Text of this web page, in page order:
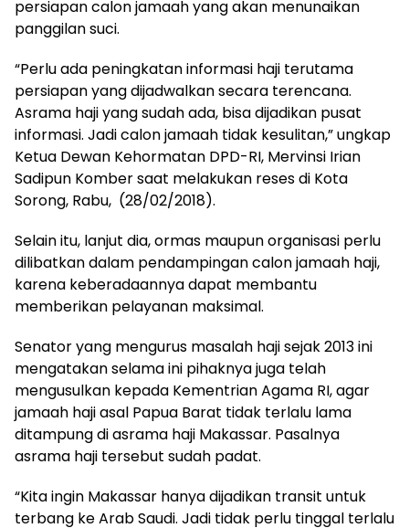
persiapan calon jamaah yang akan menunaikan
panggilan suci.
“Perlu ada peningkatan informasi haji terutama
persiapan yang dijadwalkan secara terencana.
Asrama haji yang sudah ada, bisa dijadikan pusat
informasi. Jadi calon jamaah tidak kesulitan,” ungkap
Ketua Dewan Kehormatan DPD-RI, Mervinsi Irian
Sadipun Komber saat melakukan reses di Kota
Sorong, Rabu, (28/02/2018).
Selain itu, lanjut dia, ormas maupun organisasi perlu
dilibatkan dalam pendampingan calon jamaah haji,
karena keberadaannya dapat membantu
memberikan pelayanan maksimal.
Senator yang mengurus masalah haji sejak 2013 ini
mengatakan selama ini pihaknya juga telah
mengusulkan kepada Kementrian Agama RI, agar
jamaah haji asal Papua Barat tidak terlalu lama
ditampung di asrama haji Makassar. Pasalnya
asrama haji tersebut sudah padat.
“Kita ingin Makassar hanya dijadikan transit untuk
terbang ke Arab Saudi. Jadi tidak perlu tinggal terlalu